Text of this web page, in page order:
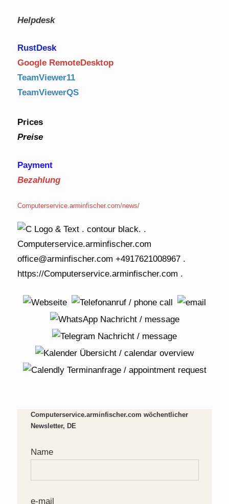
Helpdesk
RustDesk
Google RemoteDesktop
TeamViewer11
TeamViewerQS
Prices
Preise
Payment
Bezahlung
Computerservice.arminfischer.com/news/
Computerservice.arminfischer.com wöchentlicher
Newsletter, DE
Name
e-mail